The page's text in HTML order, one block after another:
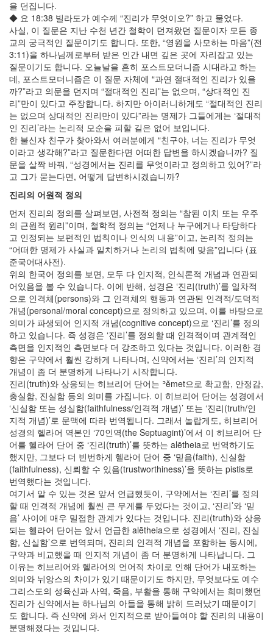
을 던집니다.
◆ 요 18:38 빌라도가 예수께 “진리가 무엇이오?” 하고 물었다.
사실, 이 질문은 지난 수천 년간 철학이 던져왔던 질문이자 모든 종
교의 궁극적인 질문이기도 합니다. 또한, “영원을 사모하는 마음”(전
3:11)을 하나님께로부터 받은 인간 내면 깊은 곳에 자리잡고 있는
질문이기도 합니다. 오늘날을 흔히 포스트모더니즘 시대라고 하는
데, 포스트모더니즘은 이 질문 자체에 “과연 절대적인 진리가 있을
까?”라고 의문을 던지며 “절대적인 진리”는 없으며, “상대적인 진
리”만이 있다고 주장합니다. 하지만 아이러니하게도 “절대적인 진리
는 없으며 상대적인 진리만이 있다”라는 명제가 그들에게는 ‘절대적
인 진리’라는 논리적 모순을 피할 길은 없어 보입니다.
한 불신자 친구가 찾아와서 여러분에게 “친구야, 너는 진리가 무엇
이라고 생각해?”라고 질문한다면 어떠한 답변을 하시겠습니까? 질
문을 살짝 바꿔, “성경에서는 진리를 무엇이라고 정의하고 있어?”라
고 그가 묻는다면, 어떻게 답변하시겠습니까?
진리의 어원적 정의
먼저 진리의 정의를 살펴보면, 사전적 정의는 “참된 이치 또는 우주
의 근원적 원리”이며, 철학적 정의는 “언제나 누구에게나 타당하다
고 인정되는 보편적인 법칙이나 인식의 내용”이고, 논리적 정의는
“어떠한 명제가 사실과 일치하거나 논리의 법칙에 맞음”입니다 (표
준국어대사전).
위의 한국어 정의를 보면, 모두 다 인지적, 인식론적 개념과 연관되
어있음을 볼 수 있습니다. 이에 반해, 성경은 ‘진리(truth)’를 일차적
으로 인격체(persons)와 그 인격체의 행동과 연관된 인격적/도덕적
개념(personal/moral concept)으로 정의하고 있으며, 이를 바탕으로
의미가 파생되어 인지적 개념(cognitive concept)으로 ‘진리’를 정의
하고 있습니다. 즉 성경은 ‘진리’를 정의할 때 인격적이며 관계적인
측면을 인지적인 측면보다 더 강조하고 있다는 것입니다. 이러한 경
향은 구약에서 훨씬 강하게 나타나며, 신약에서는 ‘진리’의 인지적
개념이 좀 더 분명하게 나타나기 시작합니다.
진리(truth)와 상응되는 히브리어 단어는 ʾĕmet으로 확고함, 안정감,
충실함, 진실함 등의 의미를 가집니다. 이 히브리어 단어는 성경에서
‘신실함 또는 성실함(faithfulness/인격적 개념)’ 또는 ‘진리(truth/인
지적 개념)’로 문맥에 따라 번역됩니다. 그래서 놀랍게도, 히브리어
성경의 헬라어 역본인 ‘70인역(the Septuagint)’에서 이 히브리어 단
어를 헬라어 단어 중 ‘진리(truth)’를 뜻하는 alētheia로 번역하기도
했지만, 그보다 더 빈번하게 헬라어 단어 중 ‘믿음(faith), 신실함
(faithfulness), 신뢰할 수 있음(trustworthiness)’을 뜻하는 pistis로
번역했다는 것입니다.
여기서 알 수 있는 것은 앞서 언급했듯이, 구약에서는 ‘진리’를 정의
할 때 인격적 개념에 훨씬 큰 무게를 두었다는 것이고, ‘진리’와 ‘믿
음’ 사이에 매우 밀접한 관계가 있다는 것입니다. 진리(truth)와 상응
되는 헬라어 단어는 앞서 언급한 alētheia으로 성경에서 ‘진리, 진실
함, 신실함’으로 번역되며, 진리의 인격적 개념을 포함하는 동시에,
구약과 비교했을 때 인지적 개념이 좀 더 분명하게 나타납니다. 그
이유는 히브리어와 헬라어의 언어적 차이로 인해 단어가 내포하는
의미와 뉘앙스의 차이가 있기 때문이기도 하지만, 무엇보다도 예수
그리스도의 성육신과 사역, 죽음, 부활을 통해 구약에서는 희미했던
진리가 신약에서는 하나님의 아들을 통해 밝히 드러났기 때문이기
도 합니다. 즉 신약에 와서 인지적으로 받아들여야 할 진리의 내용이
분명해졌다는 것입니다.